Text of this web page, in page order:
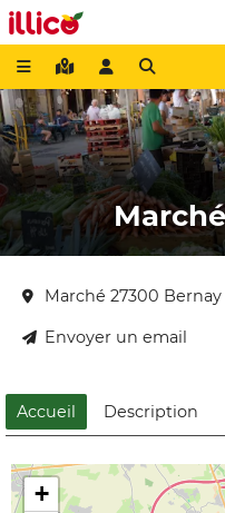
Marché 27300 Bernay
Envoyer un email
Accueil Description
+